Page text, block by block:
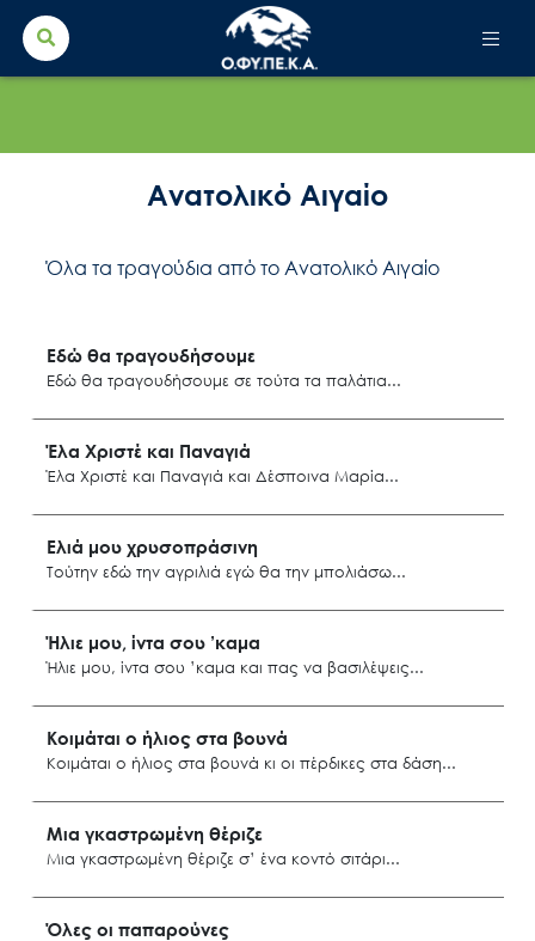
Search
for:
Ανατολικό Αιγαίο
Όλα τα τραγούδια από το Ανατολικό Αιγαίο
Εδώ θα τραγουδήσουμε
Εδώ θα τραγουδήσουμε σε τούτα τα παλάτια
Λήμνος
Έλα Χριστέ και Παναγιά
Έλα Χριστέ και Παναγιά και Δέσποινα Μαρία
Μανταμάδο Λέσβου
Ελιά μου χρυσοπράσινη
Τούτην εδώ την αγριλιά εγώ θα την μπολιάσω
Λέσβος
Ήλιε μου, ίντα σου ’καμα
Ήλιε μου, ίντα σου ’καμα και πας να βασιλέψεις
Φούρνοι Ικαρίας
Κοιμάται ο ήλιος στα βουνά
Κοιμάται ο ήλιος στα βουνά κι οι πέρδικες στα δάση
Μια γκαστρωμένη θέριζε
Μια γκαστρωμένη θέριζε σ’ ένα κοντό σιτάρι
Καλαμωτή Χίου
Όλες οι παπαρούνες